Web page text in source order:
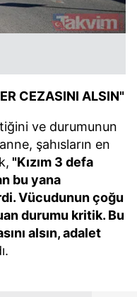
CEZASINI ALSIN"
ve durumunun
şahısların en
"Kızım 3 defa
bu yana
Vücudunun çoğu
durumu kritik. Bu
alsın, adalet